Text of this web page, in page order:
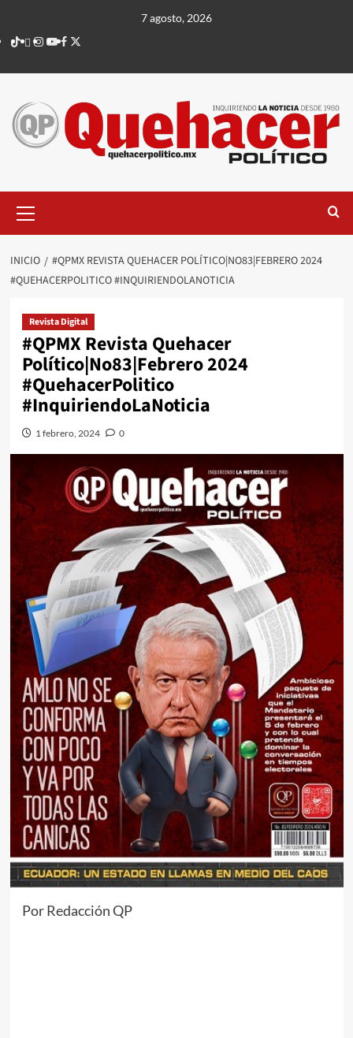
contenido
7 agosto, 2026
TikTok
threads
Instagram
Youtube
Facebook
X
principal
INICIO
#QPMX REVISTA QUEHACER POLÍTICO|NO83|FEBRERO 2024
#QUEHACERPOLITICO #INQUIRIENDOLANOTICIA
Revista Digital
#QPMX Revista Quehacer
Político|No83|Febrero 2024
#QuehacerPolitico
#InquiriendoLaNoticia
1 febrero, 2024 0
Por Redacción QP